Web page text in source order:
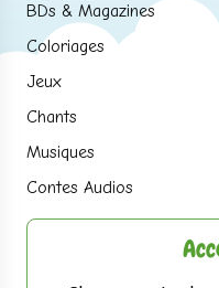
BDs & Magazines
Coloriages
Jeux
Chants
Musiques
Contes Audios